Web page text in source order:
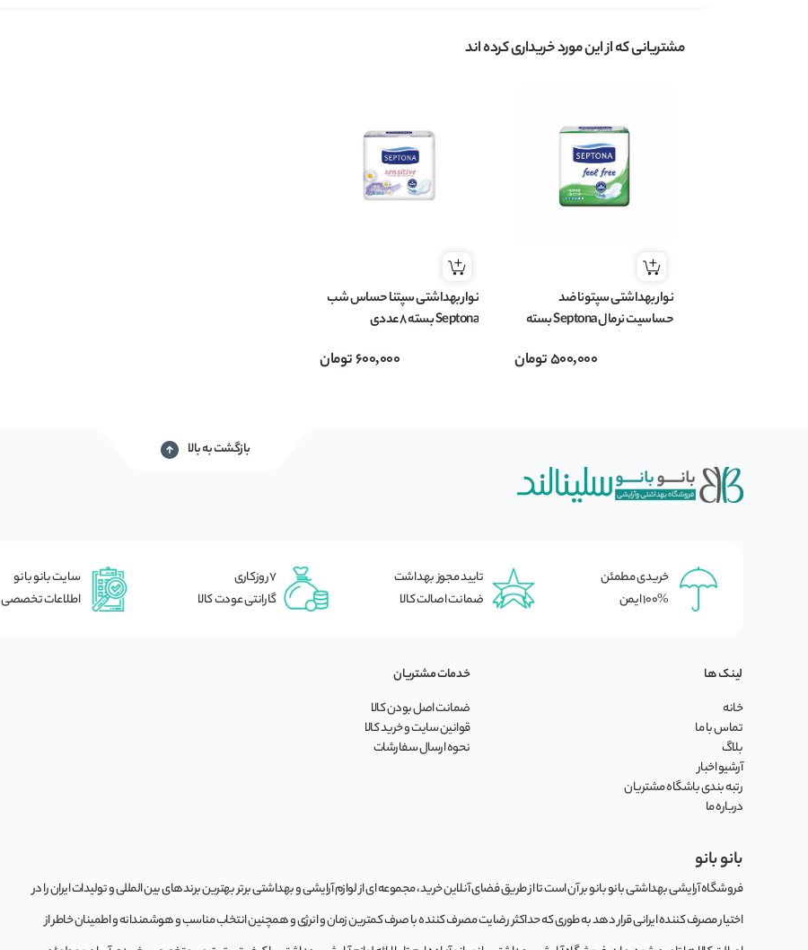
مشتریانی که از این مورد خریداری کرده اند
نوار بهداشتی سپتونا ضد
حساسیت نرمال Septona بسته
500,000تومان
نوار بهداشتی سپتنا حساس شب
Septona بسته ۸ عددی
600,000تومان
بازگشت به بالا
خریدی مطمئن
100% ایمن
تایید مجوز بهداشت
ضمانت اصالت کالا
7 روزکاری
گارانتی عودت کالا
سایت بانو بانو
اطلاعات تخصصی
لینک ها
خانه
تماس با ما
بلاگ
آرشیو اخبار
رتبه بندی باشگاه مشتریان
درباره ما
خدمات مشتریان
ضمانت اصل بودن کالا
قوانین سایت و خرید کالا
نحوه ارسال سفارشات
بانو بانو
فروشگاه آرایشی بهداشتی بانو بانو بر آن است تا از طریق فضای آنلاین خرید، مجموعه‌ ای از لوازم آرایشی و بهداشتی برتر بهترین برندهای بین المللی و تولیدات ایران را در
اختیار مصرف کننده ایرانی قرار دهد به طوری که حداکثر رضایت مصرف کننده با صرف کمترین زمان و انرژی و همچنین انتخاب مناسب و هوشمندانه و اطمینان خاطر از